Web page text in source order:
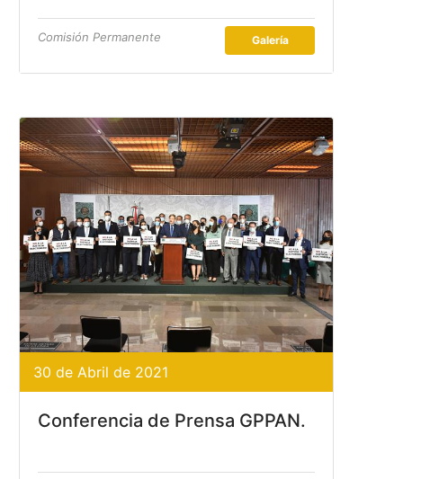
Comisión Permanente Galería
30 de Abril de 2021
Conferencia de Prensa GPPAN.